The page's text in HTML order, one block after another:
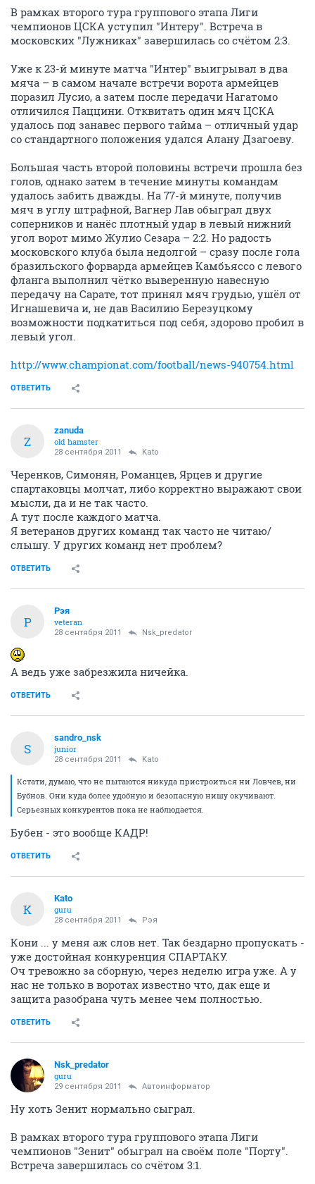
В рамках второго тура группового этапа Лиги
чемпионов ЦСКА уступил "Интеру". Встреча в
московских "Лужниках" завершилась со счётом 2:3.
Уже к 23-й минуте матча "Интер" выигрывал в два
мяча – в самом начале встречи ворота армейцев
поразил Лусио, а затем после передачи Нагатомо
отличился Паццини. Отквитать один мяч ЦСКА
удалось под занавес первого тайма – отличный удар
со стандартного положения удался Алану Дзагоеву.
Большая часть второй половины встречи прошла без
голов, однако затем в течение минуты командам
удалось забить дважды. На 77-й минуте, получив
мяч в углу штрафной, Вагнер Лав обыграл двух
соперников и нанёс плотный удар в левый нижний
угол ворот мимо Жулио Сезара – 2:2. Но радость
московского клуба была недолгой – сразу после гола
бразильского форварда армейцев Камбьяссо с левого
фланга выполнил чётко выверенную навесную
передачу на Сарате, тот принял мяч грудью, ушёл от
Игнашевича и, не дав Василию Березуцкому
возможности подкатиться под себя, здорово пробил в
левый угол.
http://www.championat.com/football/news-940754.html
ОТВЕТИТЬ
Z
zanuda
old hamster
28 сентября 2011 Kato
Черенков, Симонян, Романцев, Ярцев и другие
спартаковцы молчат, либо корректно выражают свои
мысли, да и не так часто.
А тут после каждого матча.
Я ветеранов других команд так часто не читаю/
слышу. У других команд нет проблем?
ОТВЕТИТЬ
Р
Рэя
veteran
28 сентября 2011 Nsk_predator
А ведь уже забрезжила ничейка.
ОТВЕТИТЬ
S
sandro_nsk
junior
28 сентября 2011 Kato
Кстати, думаю, что не пытаются никуда пристроиться ни Ловчев, ни
Бубнов. Они куда более удобную и безопасную нишу окучивают.
Серьезных конкурентов пока не наблюдается.
Бубен - это вообще КАДР!
ОТВЕТИТЬ
K
Kato
guru
28 сентября 2011 Рэя
Кони ... у меня аж слов нет. Так бездарно пропускать -
уже достойная конкуренция СПАРТАКУ.
Оч тревожно за сборную, через неделю игра уже. А у
нас не только в воротах известно что, дак еще и
защита разобрана чуть менее чем полностью.
ОТВЕТИТЬ
Nsk_predator
guru
29 сентября 2011 Автоинформатор
Ну хоть Зенит нормально сыграл.
В рамках второго тура группового этапа Лиги
чемпионов "Зенит" обыграл на своём поле "Порту".
Встреча завершилась со счётом 3:1.